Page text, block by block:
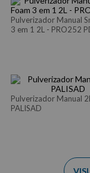
Pulverizador Manual
3 em 1 2L - PRO252
Pulverizador Manual
PALISAD